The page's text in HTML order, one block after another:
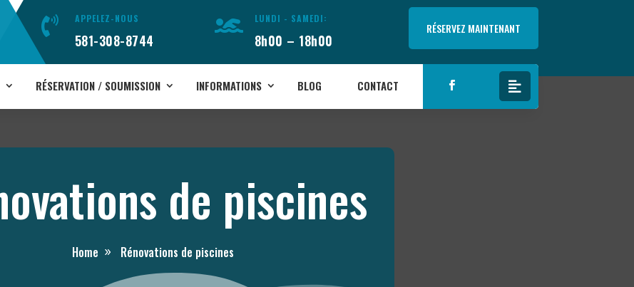
 APPELEZ-NOUS
581-308-8744
 LUNDI - SAMEDI:
8h00 – 18h00
RÉSERVEZ MAINTENANT
RÉSERVATION / SOUMISSION INFORMATIONS BLOG CONTACT
de piscines
Home Rénovations de piscines